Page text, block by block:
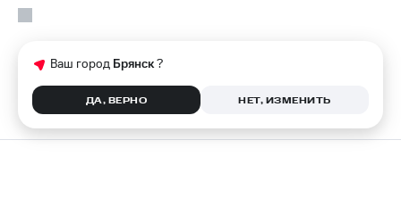
Ваш город Брянск?
ДА, ВЕРНО НЕТ, ИЗМЕНИТЬ